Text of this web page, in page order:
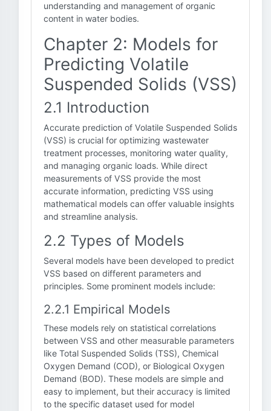
understanding and management of organic
content in water bodies.
Chapter 2: Models for
Predicting Volatile
Suspended Solids (VSS)
2.1 Introduction
Accurate prediction of Volatile Suspended Solids
(VSS) is crucial for optimizing wastewater
treatment processes, monitoring water quality,
and managing organic loads. While direct
measurements of VSS provide the most
accurate information, predicting VSS using
mathematical models can offer valuable insights
and streamline analysis.
2.2 Types of Models
Several models have been developed to predict
VSS based on different parameters and
principles. Some prominent models include:
2.2.1 Empirical Models
These models rely on statistical correlations
between VSS and other measurable parameters
like Total Suspended Solids (TSS), Chemical
Oxygen Demand (COD), or Biological Oxygen
Demand (BOD). These models are simple and
easy to implement, but their accuracy is limited
to the specific dataset used for model